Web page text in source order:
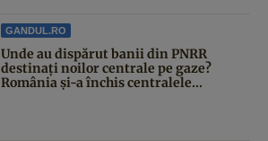
GANDUL.RO
Unde au dispărut banii din PNRR
destinați noilor centrale pe gaze?
România și-a închis centralele...